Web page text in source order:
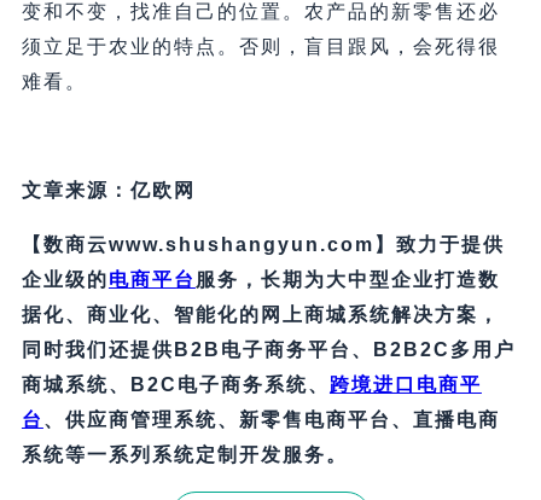
变和不变，找准自己的位置。农产品的新零售还必
须立足于农业的特点。否则，盲目跟风，会死得很
难看。
文章来源：亿欧网
【数商云www.shushangyun.com】致力于提供
企业级的电商平台 服务，长期为大中型企业打造数
据化、商业化、智能化的网上商城系统解决方案，
同时我们还提供B2B电子商务平台、B2B2C多用户
商城系统、B2C电子商务系统、 跨境进口电商平
台 、供应商管理系统、新零售电商平台、直播电商
系统等一系列系统定制开发服务。